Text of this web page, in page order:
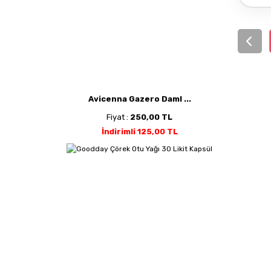
Avicenna Gazero Daml ...
Fiyat : 250,00 TL
İndirimli 125,00 TL